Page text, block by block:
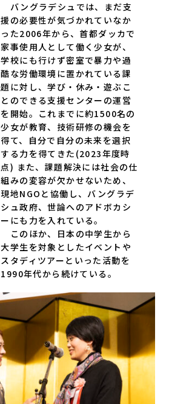
バングラデシュでは、まだ支
援の必要性が気づかれていなか
った2006年から、首都ダッカで
家事使用人として働く少女が、
学校にも行けず密室で暴力や過
酷な労働環境に置かれている課
題に対し、学び・休み・遊ぶこ
とのできる支援センターの運営
を開始。これまでに約1500名の
少女が教育、技術研修の機会を
得て、自分で自分の未来を選択
する力を得てきた(2023年度時
点) また、課題解決には社会の仕
組みの変容が欠かせないため、
現地NGOと協働し、バングラデ
シュ政府、世論へのアドボカシ
ーにも力を入れている。
このほか、日本の中学生から
大学生を対象としたイベントや
スタディツアーといった活動を
1990年代から続けている。